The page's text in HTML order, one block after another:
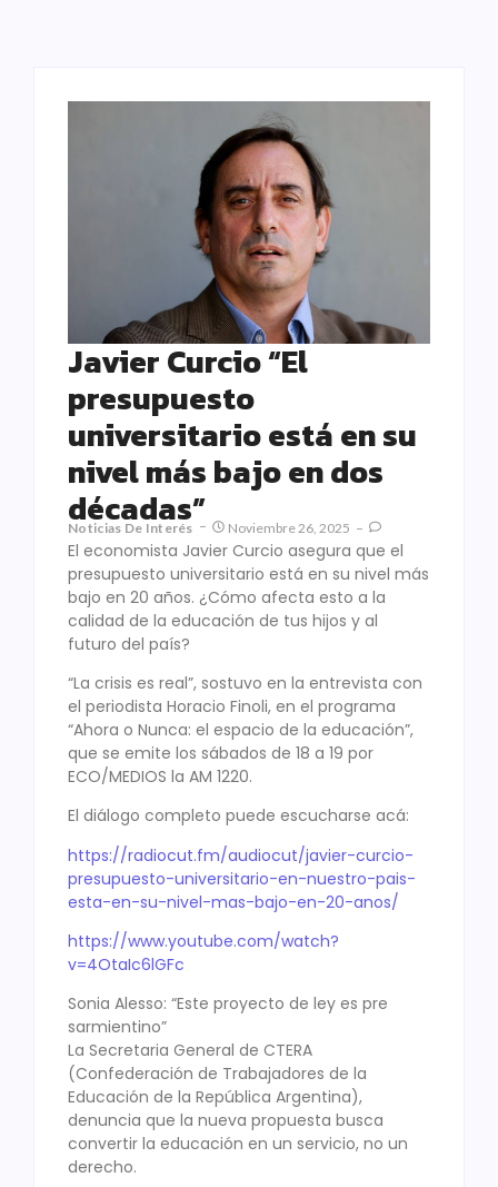
Javier Curcio “El
presupuesto
universitario está en su
nivel más bajo en dos
décadas”
Noticias De Interés Noviembre 26, 2025
El economista Javier Curcio asegura que el
presupuesto universitario está en su nivel más
bajo en 20 años. ¿Cómo afecta esto a la
calidad de la educación de tus hijos y al
futuro del país?
“La crisis es real”, sostuvo en la entrevista con
el periodista Horacio Finoli, en el programa
“Ahora o Nunca: el espacio de la educación”,
que se emite los sábados de 18 a 19 por
ECO/MEDIOS la AM 1220.
El diálogo completo puede escucharse acá:
https://radiocut.fm/audiocut/javier-curcio-
presupuesto-universitario-en-nuestro-pais-
esta-en-su-nivel-mas-bajo-en-20-anos/
https://www.youtube.com/watch?
v=4OtaIc6lGFc
Sonia Alesso: “Este proyecto de ley es pre
sarmientino”
La Secretaria General de CTERA
(Confederación de Trabajadores de la
Educación de la República Argentina),
denuncia que la nueva propuesta busca
convertir la educación en un servicio, no un
derecho.